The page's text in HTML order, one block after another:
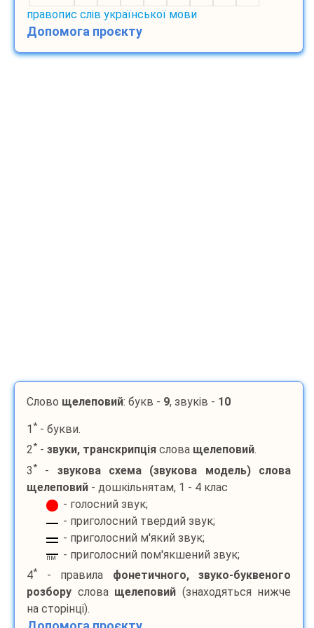
правопис слів української мови
Допомога проєкту
Слово щелеповий: букв - 9, звуків - 10
1 * - букви.
2* - звуки, транскрипція слова щелеповий.
3* - звукова схема (звукова модель) слова
щелеповий - дошкільнятам, 1 - 4 клас
- голосний звук;
- приголосний твердий звук;
- приголосний м'який звук;
пм
- приголосний пом'якшений звук;
4* - правила фонетичного, звуко-буквеного
розбору слова щелеповий (знаходяться нижче
на сторінці).